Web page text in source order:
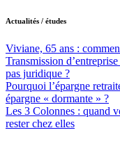
Actualités / études
Viviane, 65 ans :
Transmission
pas juridique ?
Pourquoi l’épargne
épargne « dormante » ?
Les 3 Colonnes : quand
rester chez elles